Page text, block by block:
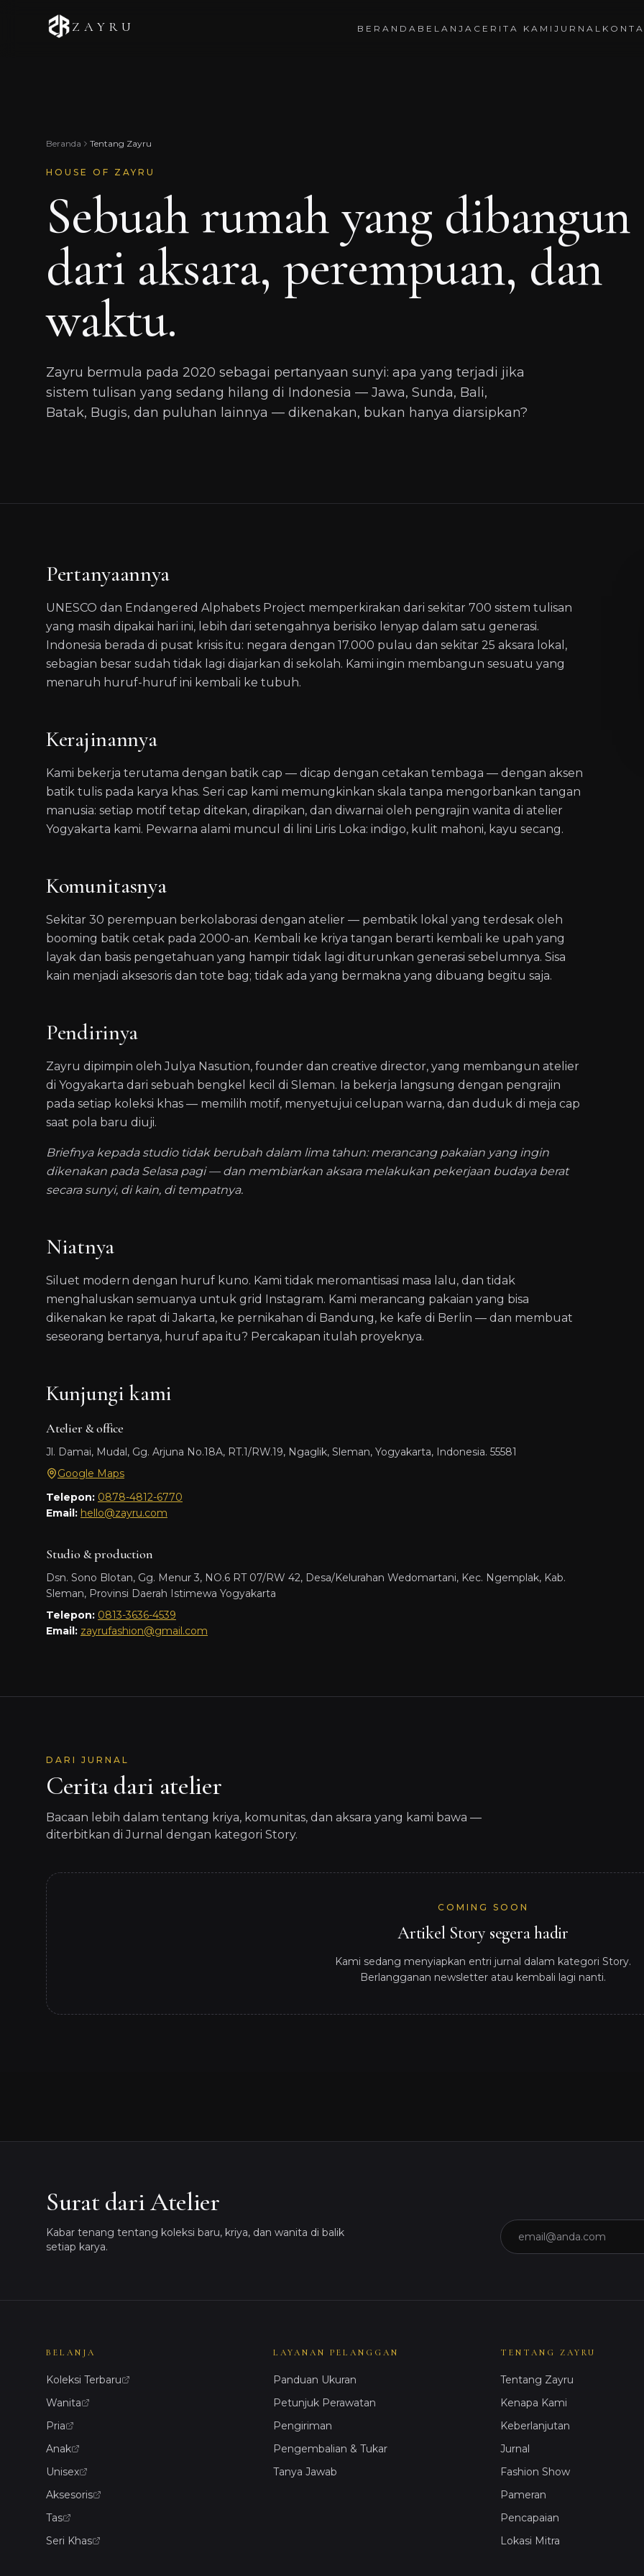
ZAYRU BERANDA BELANJA CERITA KAMI JURNAL
Beranda Tentang Zayru
HOUSE OF ZAYRU
Sebuah rumah yang dibangun
dari aksara, perempuan, dan
waktu.
Zayru bermula pada 2020 sebagai pertanyaan sunyi: apa yang terjadi jika
sistem tulisan yang sedang hilang di Indonesia — Jawa, Sunda, Bali,
Batak, Bugis, dan puluhan lainnya — dikenakan, bukan hanya diarsipkan?
Pertanyaannya
UNESCO dan Endangered Alphabets Project memperkirakan dari sekitar 700 sistem tulisan
yang masih dipakai hari ini, lebih dari setengahnya berisiko lenyap dalam satu generasi.
Indonesia berada di pusat krisis itu: negara dengan 17.000 pulau dan sekitar 25 aksara lokal,
sebagian besar sudah tidak lagi diajarkan di sekolah. Kami ingin membangun sesuatu yang
menaruh huruf-huruf ini kembali ke tubuh.
Kerajinannya
Kami bekerja terutama dengan batik cap — dicap dengan cetakan tembaga — dengan aksen
batik tulis pada karya khas. Seri cap kami memungkinkan skala tanpa mengorbankan tangan
manusia: setiap motif tetap ditekan, dirapikan, dan diwarnai oleh pengrajin wanita di atelier
Yogyakarta kami. Pewarna alami muncul di lini Liris Loka: indigo, kulit mahoni, kayu secang.
Komunitasnya
Sekitar 30 perempuan berkolaborasi dengan atelier — pembatik lokal yang terdesak oleh
booming batik cetak pada 2000-an. Kembali ke kriya tangan berarti kembali ke upah yang
layak dan basis pengetahuan yang hampir tidak lagi diturunkan generasi sebelumnya. Sisa
kain menjadi aksesoris dan tote bag; tidak ada yang bermakna yang dibuang begitu saja.
Pendirinya
Zayru dipimpin oleh Julya Nasution, founder dan creative director, yang membangun atelier
di Yogyakarta dari sebuah bengkel kecil di Sleman. Ia bekerja langsung dengan pengrajin
pada setiap koleksi khas — memilih motif, menyetujui celupan warna, dan duduk di meja cap
saat pola baru diuji.
Briefnya kepada studio tidak berubah dalam lima tahun: merancang pakaian yang ingin
dikenakan pada Selasa pagi — dan membiarkan aksara melakukan pekerjaan budaya berat
secara sunyi, di kain, di tempatnya.
Niatnya
Siluet modern dengan huruf kuno. Kami tidak meromantisasi masa lalu, dan tidak
menghaluskan semuanya untuk grid Instagram. Kami merancang pakaian yang bisa
dikenakan ke rapat di Jakarta, ke pernikahan di Bandung, ke kafe di Berlin — dan membuat
seseorang bertanya, huruf apa itu? Percakapan itulah proyeknya.
Kunjungi kami
Atelier & office
Jl. Damai, Mudal, Gg. Arjuna No.18A, RT.1/RW.19, Ngaglik, Sleman, Yogyakarta, Indonesia. 55581
Google Maps
Telepon: 0878-4812-6770
Email: hello@zayru.com
Studio & production
Dsn. Sono Blotan, Gg. Menur 3, NO.6 RT 07/RW 42, Desa/Kelurahan Wedomartani, Kec. Ngemplak, Kab.
Sleman, Provinsi Daerah Istimewa Yogyakarta
Telepon: 0813-3636-4539
Email: zayrufashion@gmail.com
DARI JURNAL
Cerita dari atelier
Bacaan lebih dalam tentang kriya, komunitas, dan aksara yang kami bawa —
diterbitkan di Jurnal dengan kategori Story.
COMING SOON
Artikel Story segera hadir
Kami sedang menyiapkan entri jurnal dalam kategori Story.
Berlangganan newsletter atau kembali lagi nanti.
Surat dari Atelier
Kabar tenang tentang koleksi baru, kriya, dan wanita di balik
setiap karya.
Email
BELANJA
Koleksi Terbaru
Wanita
Pria
Anak
Unisex
Aksesoris
Tas
Seri Khas
LAYANAN PELANGGAN
Panduan Ukuran
Petunjuk Perawatan
Pengiriman
Pengembalian & Tukar
Tanya Jawab
TENTANG ZAYRU
Tentang Zayru
Kenapa Kami
Keberlanjutan
Jurnal
Fashion Show
Pameran
Pencapaian
Lokasi Mitra